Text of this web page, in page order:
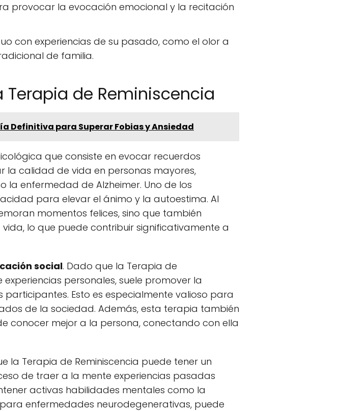
provocar la evocación emocional y la recitación
con experiencias de su pasado, como el olor a
de familia.
de Reminiscencia
Definitiva para Superar Fobias y Ansiedad
que consiste en evocar recuerdos
la calidad de vida en personas mayores,
enfermedad de Alzheimer. Uno de los
para elevar el ánimo y la autoestima. Al
momentos felices, sino que también
lo que puede contribuir significativamente a
social. Dado que la Terapia de
personales, suele promover la
Esto es especialmente valioso para
de la sociedad. Además, esta terapia también
conocer mejor a la persona, conectando con ella
la Terapia de Reminiscencia puede tener un
de traer a la mente experiencias pasadas
activas habilidades mentales como la
enfermedades neurodegenerativas, puede